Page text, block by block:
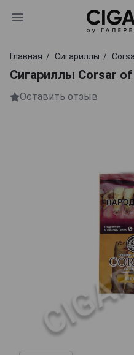
Главная Сигариллы
Сигариллы Corsar
Оставить отзыв